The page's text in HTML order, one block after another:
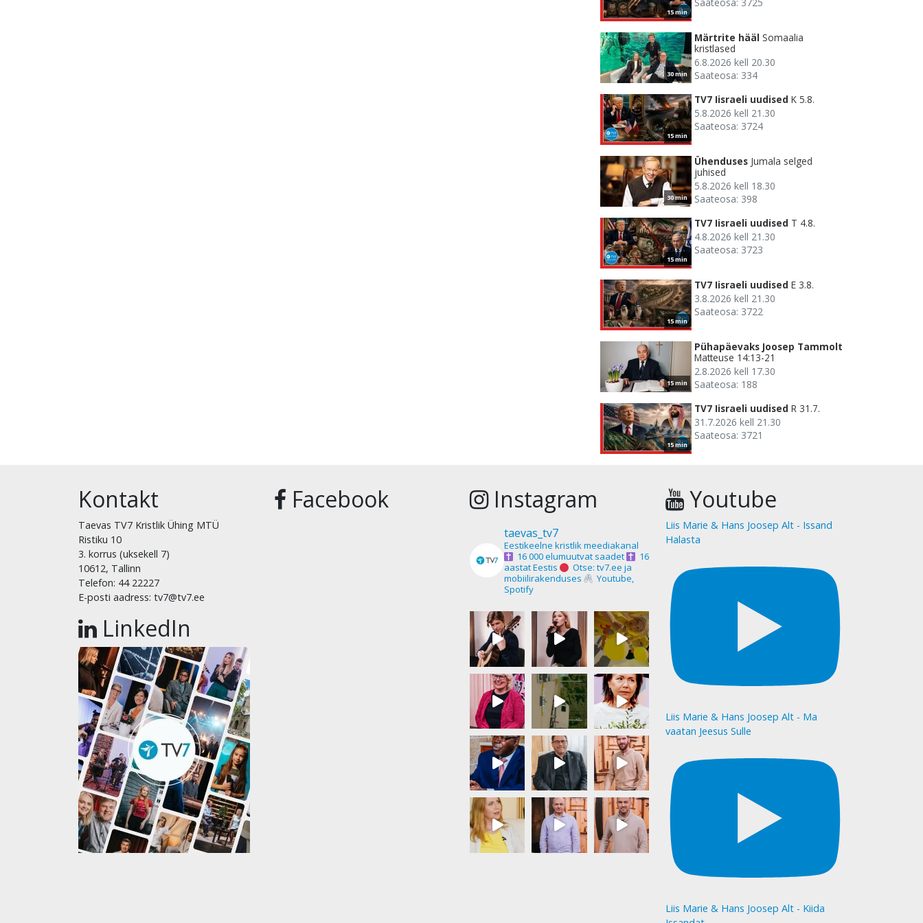
15 min
30 min
Märtrite hääl Somaalia
kristlased
6.8.2026 kell 20.30
Saateosa: 334
15 min
TV7 Iisraeli uudised K 5.8.
5.8.2026 kell 21.30
Saateosa: 3724
30 min
Ühenduses Jumala selged
juhised
5.8.2026 kell 18.30
Saateosa: 398
15 min
TV7 Iisraeli uudised T 4.8.
4.8.2026 kell 21.30
Saateosa: 3723
15 min
TV7 Iisraeli uudised E 3.8.
3.8.2026 kell 21.30
Saateosa: 3722
15 min
Pühapäevaks Joosep Tammolt
Matteuse 14:13-21
2.8.2026 kell 17.30
Saateosa: 188
15 min
TV7 Iisraeli uudised R 31.7.
31.7.2026 kell 21.30
Saateosa: 3721
Kontakt
Taevas TV7 Kristlik Ühing MTÜ
Ristiku 10
3. korrus (uksekell 7)
10612, Tallinn
Telefon: 44 22227
E-posti aadress: tv7@tv7.ee
LinkedIn
Facebook Instagram
taevas_tv7
Eestikeelne kristlik meediakanal
16 000 elumuutvat saadet
16
aastat Eestis
Otse: tv7.ee ja
mobiilirakenduses
Youtube,
Spotify
Youtube
Liis Marie & Hans Joosep Alt - Issand
Halasta
Liis Marie & Hans Joosep Alt - Ma
vaatan Jeesus Sulle
Liis Marie & Hans Joosep Alt - Kiida